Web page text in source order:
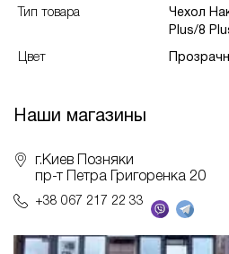
Тип товара
Чехол
Plus/8
Цвет
Наши магазины
г.Киев Позняки
пр-т Петра Григоренка 20
+38 067 217 22 33